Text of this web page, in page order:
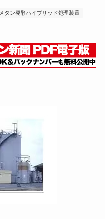
メタン発酵ハイブリッド処理装置